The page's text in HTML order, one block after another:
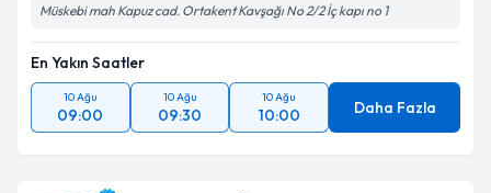
Müskebi mah Kapuz cad. Ortakent Kavşağı No 2/2 İç kapı no 1
En Yakın Saatler
10 Ağu
09:00
10 Ağu
09:30
10 Ağu
10:00 Daha Fazla